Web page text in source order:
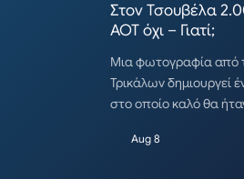
Στον Τσουβέλα
ΑΟΤ όχι – Γιατί;
Μια φωτογραφία από
Τρικάλων
στο οποίο καλό θα
Aug 8